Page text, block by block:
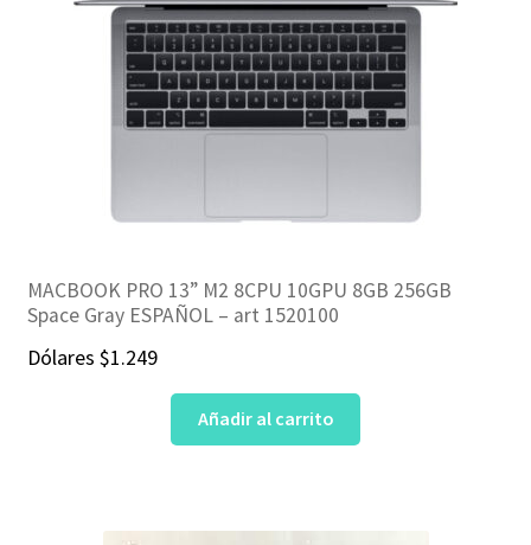
MACBOOK PRO 13” M2 8CPU 10GPU 8GB 256GB
Space Gray ESPAÑOL – art 1520100
Dólares $1.249
Añadir al carrito